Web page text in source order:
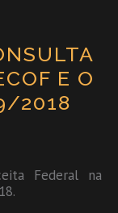
E O
2018
Federal na